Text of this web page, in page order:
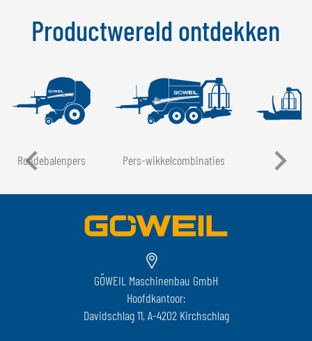
Productwereld ontdekken
Rondebalenpers Pers-wikkelcombinaties
GÖWEIL Maschinenbau GmbH
Hoofdkantoor:
Davidschlag 11, A-4202 Kirchschlag